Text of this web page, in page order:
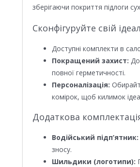
зберігаючи покриття підлоги
Сконфігуруйте свій
Доступні комплекти в
Покращений захист:
повної герметичності.
Персоналізація:
комірок, щоб килимок
Додаткова
Водійський підп’ятник:
зносу.
Шильдики (логотипи):